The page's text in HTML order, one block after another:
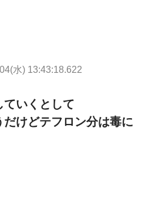
水) 13:43:18.622
ていくとして
けどテフロン分は毒に